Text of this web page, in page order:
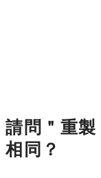
請問＂重
相同？